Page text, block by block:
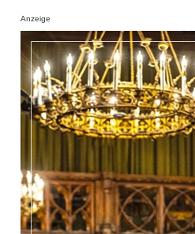
Anzeige